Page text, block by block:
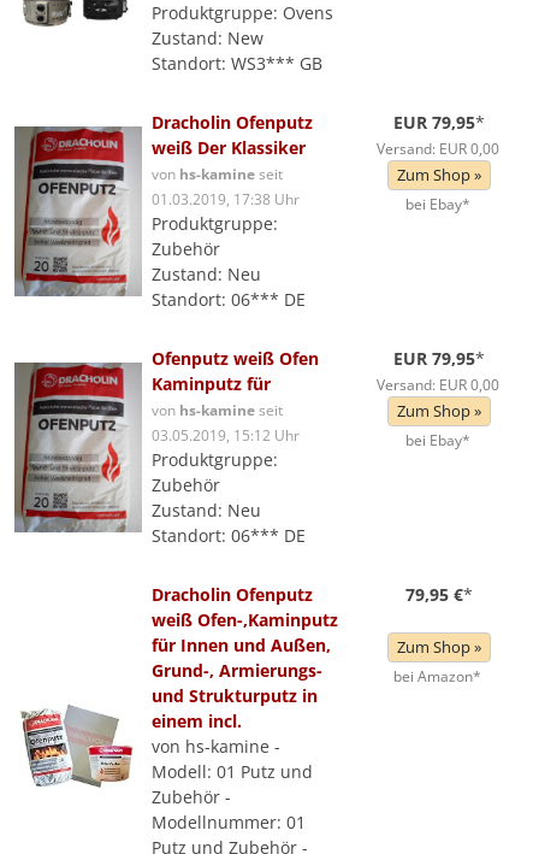
Produktgruppe: Ovens
Zustand: New
Standort: WS3*** GB
Dracholin Ofenputz
weiß Der Klassiker
von hs-kamineseit
01.03.2019, 17:38 Uhr
Produktgruppe:
Zubehör
Zustand: Neu
Standort: 06*** DE
EUR 79,95*
Versand: EUR 0,00
Zum Shop »
bei Ebay*
Ofenputz weiß Ofen
Kaminputz für
von hs-kamineseit
03.05.2019, 15:12 Uhr
Produktgruppe:
Zubehör
Zustand: Neu
Standort: 06*** DE
EUR 79,95*
Versand: EUR 0,00
Zum Shop »
bei Ebay*
Dracholin Ofenputz
weiß Ofen-,Kaminputz
für Innen und Außen,
Grund-, Armierungs-
und Strukturputz in
einem incl.
von hs-kamine -
Modell: 01 Putz und
Zubehör -
Modellnummer: 01
Putz und Zubehör -
79,95 €*
Zum Shop »
bei Amazon*